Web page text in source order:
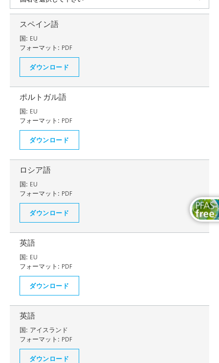
スペイン語
国: EU
フォーマット: PDF
ダウンロード
ポルトガル語
国: EU
フォーマット: PDF
ダウンロード
ロシア語
国: EU
フォーマット: PDF
ダウンロード
英語
国: EU
フォーマット: PDF
ダウンロード
英語
国: アイスランド
フォーマット: PDF
ダウンロード